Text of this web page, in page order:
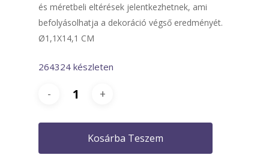
és méretbeli eltérések jelentkezhetnek, ami
befolyásolhatja a dekoráció végső eredményét.
Ø1,1X14,1 CM
264324 készleten
Kosárba Teszem